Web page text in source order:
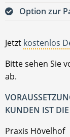
Option zur
Jetzt kostenlos
Bitte sehen Sie
ab.
KUNDEN IST
Praxis Hövelhof